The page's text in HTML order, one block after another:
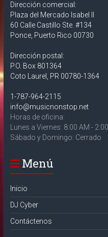
Dirección comercial:
Plaza del Mercado Isabel II
60 Calle Castillo Ste. #134
Ponce, Puerto Rico 00730
Dirección postal:
P.O. Box 801364
Coto Laurel, PR 00780-1364
1-787-964-2115
info@musicnonstop.net
Horas de oficina:
Lunes a Viernes: 8:00 AM -
Sábado y Domingo: Cerrado
Menú
Inicio
DJ Cyber
Contáctenos